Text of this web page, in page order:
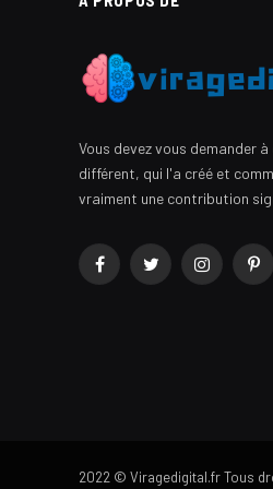
Vous devez vous demander
différent, qui l'a créé et
vraiment une contribution
FacebookTwitterInstagram
2022 © Viragedigital.fr Tous